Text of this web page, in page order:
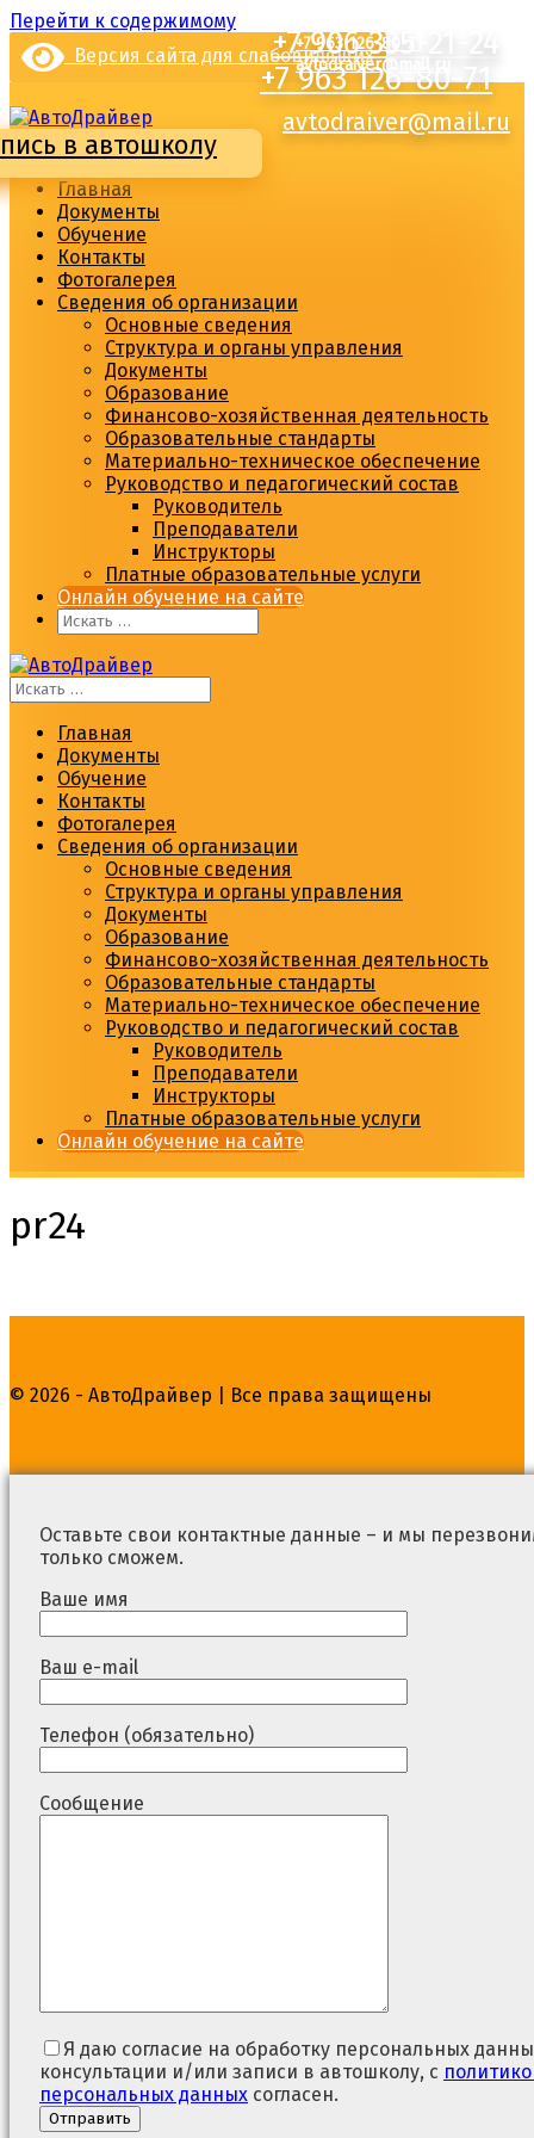
Перейти к содержимому
Версия сайта для слабовидящих+7 906 335-21-24
+7 963 126-80-71
avtodraiver@mail.ru
в автошколу
Главная
Документы
Обучение
Контакты
Фотогалерея
Сведения об организации
Основные сведения
Структура и органы управления
Документы
Образование
Финансово-хозяйственная деятельность
Образовательные стандарты
Материально-техническое обеспечение
Руководство и педагогический состав
Руководитель
Преподаватели
Инструкторы
Платные образовательные услуги
Онлайн обучение на сайте
+7 963 126-80-71
avtodraiver@mail.ru
Главная
Документы
Обучение
Контакты
Фотогалерея
Сведения об организации
Основные сведения
Структура и органы управления
Документы
Образование
Финансово-хозяйственная деятельность
Образовательные стандарты
Материально-техническое обеспечение
Руководство и педагогический состав
Руководитель
Преподаватели
Инструкторы
Платные образовательные услуги
Онлайн обучение на сайте
pr24
© 2026 - АвтоДрайвер | Все права защищены
Оставьте свои контактные данные – и мы
только сможем.
Ваше имя
Ваш e-mail
Телефон (обязательно)
Сообщение
Я даю согласие на обработку персональных
консультации и/или записи в автошколу, с
персональных данных согласен.